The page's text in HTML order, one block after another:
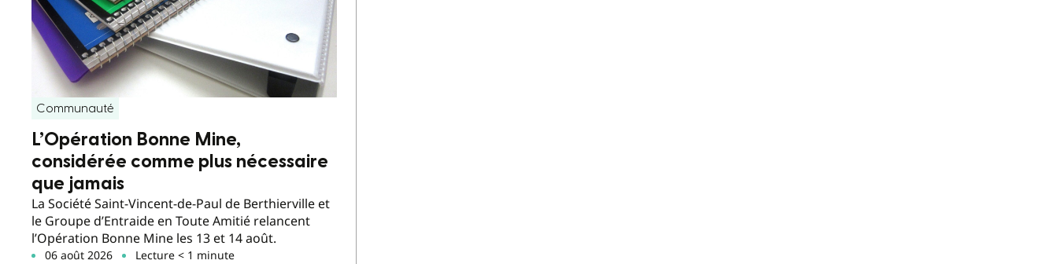
Communauté
L’Opération Bonne Mine,
considérée comme plus nécessaire
que jamais
La Société Saint-Vincent-de-Paul de Berthierville et
le Groupe d’Entraide en Toute Amitié relancent
l’Opération Bonne Mine les 13 et 14 août.
06 août 2026 Lecture < 1 minute